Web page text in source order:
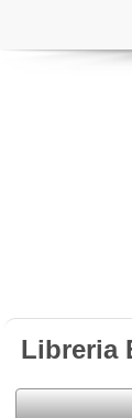
Libreria